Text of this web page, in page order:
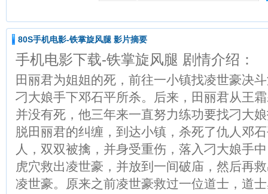
80S手机电影-铁掌旋风腿 影片摘要
手机电影下载-铁掌旋风腿 剧情介绍：
田丽君为姐姐的死，前往一小镇找凌世豪决
刁大娘手下邓石平所杀。后来，田丽君从王
并没有死，他三年来一直努力练功要找刁大
脱田丽君的纠缠，到达小镇，杀死了仇人邓
人，双双被擒，并身受重伤，落入刁大娘手
虎穴救出凌世豪，并放到一间破庙，然后再
凌世豪。原来之前凌世豪救过一位道士，道